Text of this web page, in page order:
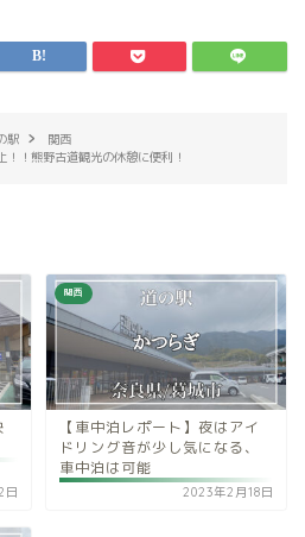
駅
関西
！！熊野古道観光の休憩に便利！
日
関西
【車中泊レポート】夜はアイ
ドリング音が少し気になる、
車中泊は可能
2023年2月18日